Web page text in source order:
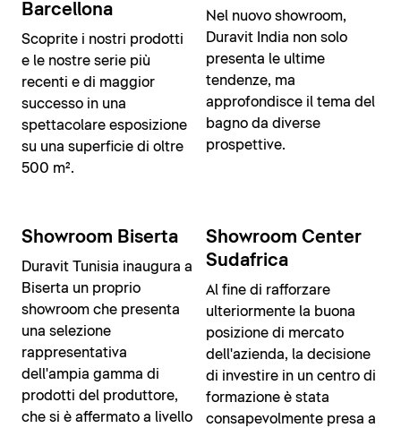
Barcellona
Scoprite i nostri prodotti
e le nostre serie più
recenti e di maggior
successo in una
spettacolare esposizione
su una superficie di oltre
500 m².
Nel nuovo showroom,
Duravit India non solo
presenta le ultime
tendenze, ma
approfondisce il tema del
bagno da diverse
prospettive.
Showroom Biserta
Duravit Tunisia inaugura a
Biserta un proprio
showroom che presenta
una selezione
rappresentativa
dell'ampia gamma di
prodotti del produttore,
che si è affermato a livello
Showroom Center
Sudafrica
Al fine di rafforzare
ulteriormente la buona
posizione di mercato
dell'azienda, la decisione
di investire in un centro di
formazione è stata
consapevolmente presa a